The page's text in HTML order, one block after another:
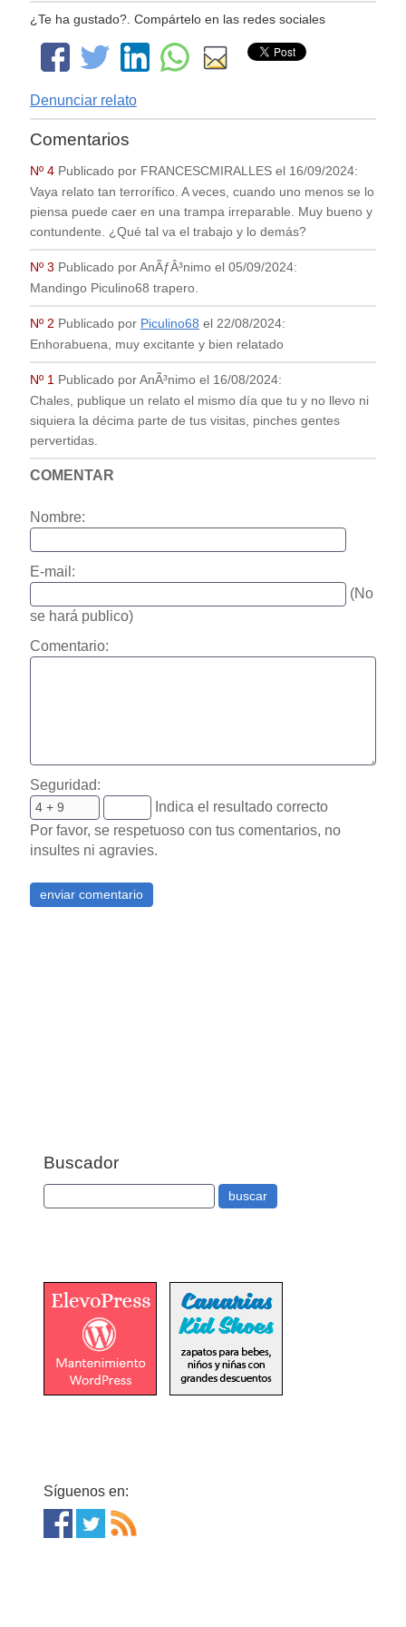
¿Te ha gustado?. Compártelo en las redes sociales
Denunciar relato
Comentarios
Nº 4Publicado por FRANCESCMIRALLESel 16/09/2024:
Vaya relato tan terrorífico. A veces, cuando uno menos se lo
piensa puede caer en una trampa irreparable. Muy bueno y
contundente. ¿Qué tal va el trabajo y lo demás?
Nº 3 Publicado por AnÃƒÂ³nimoel 05/09/2024:
Mandingo Piculino68 trapero.
Nº 2 Publicado por Piculino68 el 22/08/2024:
Enhorabuena, muy excitante y bien relatado
Nº 1 Publicado por AnÃ³nimo el 16/08/2024:
Chales, publique un relato el mismo día que tu y no llevo ni
siquiera la décima parte de tus visitas, pinches gentes
pervertidas.
COMENTAR
Nombre:
E-mail:
(No
se hará publico)
Comentario:
Seguridad:
Indica el resultado correcto
Por favor, se respetuoso con tus comentarios, no
insultes ni agravies.
Buscador
Síguenos en: